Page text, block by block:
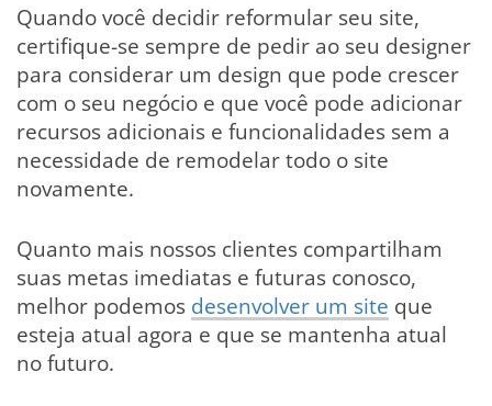
Quando você decidir reformular seu site,
certifique-se sempre de pedir ao seu designer
para considerar um design que pode crescer
com o seu negócio e que você pode adicionar
recursos adicionais e funcionalidades sem a
necessidade de remodelar todo o site
novamente.
Quanto mais nossos clientes compartilham
suas metas imediatas e futuras conosco,
melhor podemos desenvolver um site que
esteja atual agora e que se mantenha atual
no futuro.